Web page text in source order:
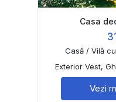
Casa
Casă / Vilă
Exterior Vest,
Vezi